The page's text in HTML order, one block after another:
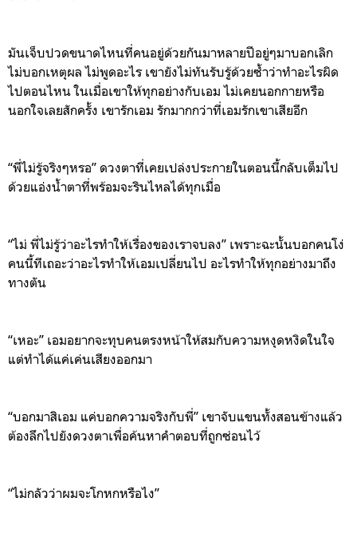
มันเจ็บปวดขนาดไหนที่คนอยู่ด้วยกันมาหลายปีอยู่ๆมาบอกเลิก
ไม่บอกเหตุผล ไม่พูดอะไร เขายังไม่ทันรับรู้ด้วยซ้ำว่าทำอะไรผิด
ไปตอนไหน ในเมื่อเขาให้ทุกอย่างกับเอม ไม่เคยนอกกายหรือ
นอกใจเลยสักครั้ง เขารักเอม รักมากกว่าที่เอมรักเขาเสียอีก
“พี่ไม่รู้จริงๆหรอ” ดวงตาที่เคยเปล่งประกายในตอนนี้กลับเต็มไป
ด้วยแอ่งน้ำตาที่พร้อมจะรินไหลได้ทุกเมื่อ
“ไม่ พี่ไม่รู้ว่าอะไรทำให้เรื่องของเราจบลง” เพราะฉะนั้นบอกคนโง่
คนนี้ทีเถอะว่าอะไรทำให้เอมเปลี่ยนไป อะไรทำให้ทุกอย่างมาถึง
ทางตัน
“เหอะ” เอมอยากจะทุบคนตรงหน้าให้สมกับความหงุดหงิดในใจ
แต่ทำได้แค่เค่นเสียงออกมา
“บอกมาสิเอม แค่บอกความจริงกับพี่” เขาจับแขนทั้งสอนข้างแล้ว
ต้องลึกไปยังดวงตาเพื่อค้นหาคำตอบที่ถูกซ่อนไว้
“ไม่กลัวว่าผมจะโกหกหรือไง”